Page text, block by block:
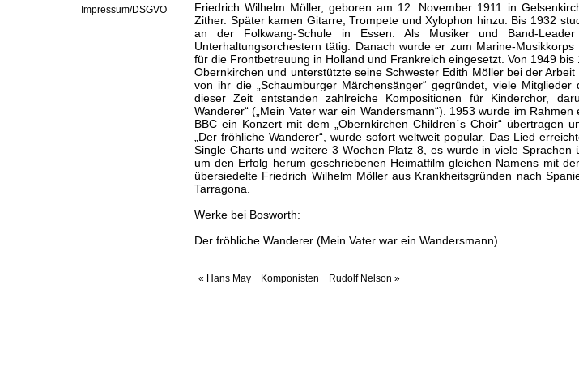
Impressum/DSGVO
Friedrich Wilhelm Möller, geboren am 12. November 1911 in
Zither. Später kamen Gitarre, Trompete und Xylophon hinzu. Bis 1932
an der Folkwang-Schule in Essen. Als Musiker und Band-
Unterhaltungsorchestern tätig. Danach wurde er zum Marine-
für die Frontbetreuung in Holland und Frankreich eingesetzt. Von 1949
Obernkirchen und unterstützte seine Schwester Edith Möller bei der
von ihr die „Schaumburger Märchensänger“ gegründet, viele
dieser Zeit entstanden zahlreiche Kompositionen für Kinderchor,
Wanderer“ („Mein Vater war ein Wandersmann“). 1953 wurde im
BBC ein Konzert mit dem „Obernkirchen Children´s Choir“ übertragen
„Der fröhliche Wanderer“, wurde sofort weltweit popular. Das Lied
Single Charts und weitere 3 Wochen Platz 8, es wurde in viele Sprachen
um den Erfolg herum geschriebenen Heimatfilm gleichen Namens mit
übersiedelte Friedrich Wilhelm Möller aus Krankheitsgründen nach
Tarragona.
Werke bei Bosworth:
Der fröhliche Wanderer (Mein Vater war ein Wandersmann)
« Hans May Komponisten Rudolf Nelson »